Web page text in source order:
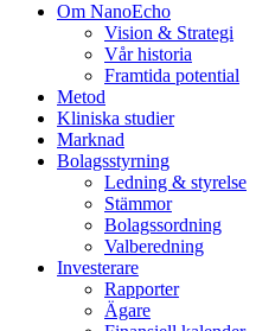
Om NanoEcho
Vision & Strategi
Vår historia
Framtida potential
Metod
Kliniska studier
Marknad
Bolagsstyrning
Ledning & styrelse
Stämmor
Bolagssordning
Valberedning
Investerare
Rapporter
Ägare